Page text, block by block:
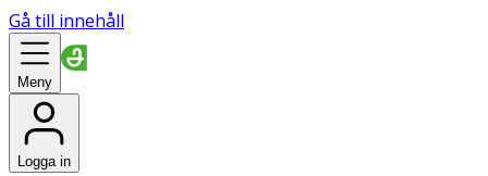
Gå till innehåll
Meny
Logga in